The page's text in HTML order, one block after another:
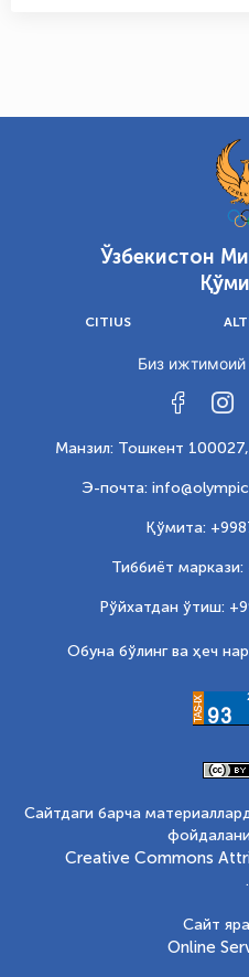
Ўзбекистон
CITIUS
Биз
Манзил: Тошкент
Э-почта:
Қўмита:
Тиббиёт
Рўйхатдан ўтиш:
Обуна бўлинг ва ҳеч
Сайтдаги барча
Creative Commons
.
Сайт
Online